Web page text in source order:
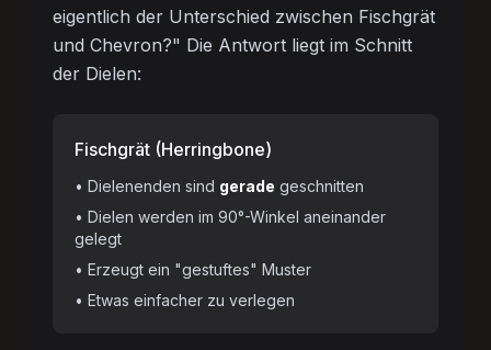
eigentlich der Unterschied zwischen Fischgrät
und Chevron?" Die Antwort liegt im Schnitt
der Dielen:
Fischgrät (Herringbone)
• Dielenenden sind gerade geschnitten
• Dielen werden im 90°-Winkel aneinander
gelegt
• Erzeugt ein "gestuftes" Muster
• Etwas einfacher zu verlegen